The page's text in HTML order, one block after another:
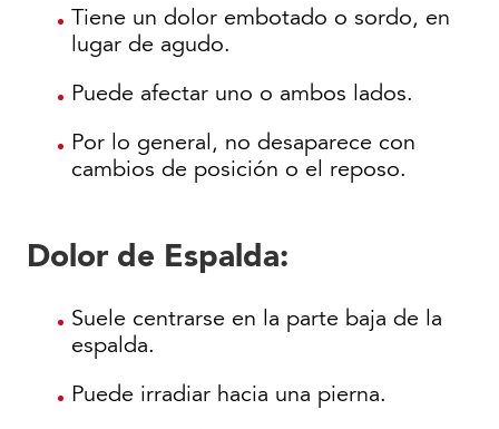
Tiene un dolor embotado o sordo, en
lugar de agudo.
Puede afectar uno o ambos lados.
Por lo general, no desaparece con
cambios de posición o el reposo.
Dolor de Espalda:
Suele centrarse en la parte baja de la
espalda.
Puede irradiar hacia una pierna.